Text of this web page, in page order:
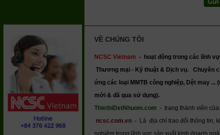
VỀ CHÚNG TÔI
NCSC Vietnam - hoạt động trong các lĩnh
Thương mại - Kỹ thuật & Dịch vụ. Chuyên
ứng các loại MMTB công nghiệp, Dệt may ...
mới & đã qua sử dụng).
ThietbiDetNhuom.com - trang thành viên của
ncsc.com.vn - Là địa chỉ trao đổi thông tin,
nghiệm trong lĩnh vực sản xuất kinh doanh